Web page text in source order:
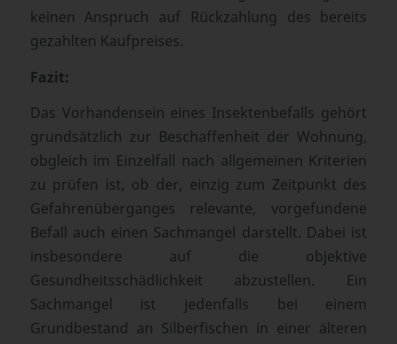
keinen Anspruch auf Rückzahlung des bereits
gezahlten Kaufpreises.
Fazit:
Das Vorhandensein eines Insektenbefalls gehört
grundsätzlich zur Beschaffenheit der Wohnung,
obgleich im Einzelfall nach allgemeinen Kriterien
zu prüfen ist, ob der, einzig zum Zeitpunkt des
Gefahrenüberganges relevante, vorgefundene
Befall auch einen Sachmangel darstellt. Dabei ist
insbesondere auf die objektive
Gesundheitsschädlichkeit abzustellen. Ein
Sachmangel ist jedenfalls bei einem
Grundbestand an Silberfischen in einer älteren